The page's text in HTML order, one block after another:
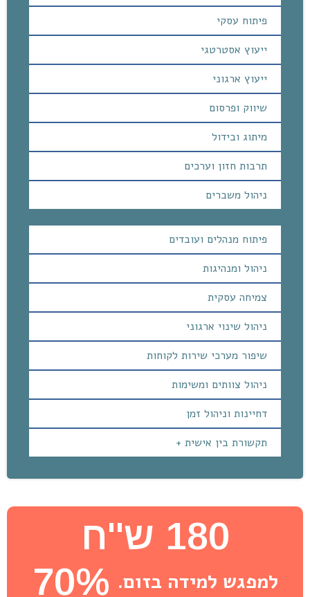
פיתוח עסקי
ייעוץ אסטרטגי
ייעוץ ארגוני
שיווק ופרסום
מיתוג ובידול
תרבות חזון וערכים
ניהול משברים
פיתוח מנהלים ועובדים
ניהול ומנהיגות
צמיחה עסקית
ניהול שינוי ארגוני
שיפור מערכי שירות לקוחות
ניהול צוותים ומשימות
דחיינות וניהול זמן
תקשורת בין אישית +
180 ש''ח
למפגש למידה בזום. 70%